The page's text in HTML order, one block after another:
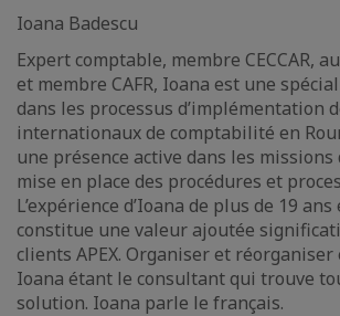
Ioana Badescu
Expert comptable, membre CECCAR,
et membre CAFR, Ioana est une
dans les processus d’implémentation
internationaux de comptabilité en
une présence active dans les
mise en place des procédures et
L’expérience d’Ioana de plus de 19
constitue une valeur ajoutée
clients APEX. Organiser et
Ioana étant le consultant qui trouve
solution. Ioana parle le français.